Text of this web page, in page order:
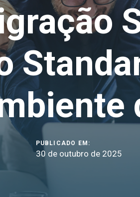
PUBLICADO EM:
30 de outubro de 2025